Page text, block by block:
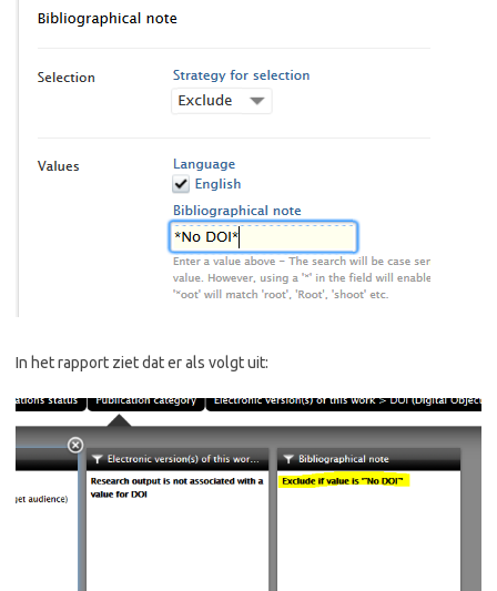
In het rapport ziet dat er als volgt uit: